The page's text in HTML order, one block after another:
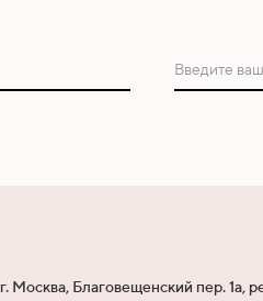
Введите
г. Москва, Благовещенский пер. 1а,